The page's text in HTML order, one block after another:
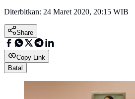
Diterbitkan: 24 Maret 2020, 20:15 WIB
Share
Copy Link
Batal